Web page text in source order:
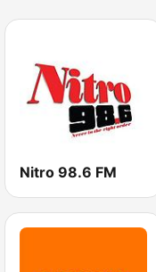
Nitro 98.6 FM